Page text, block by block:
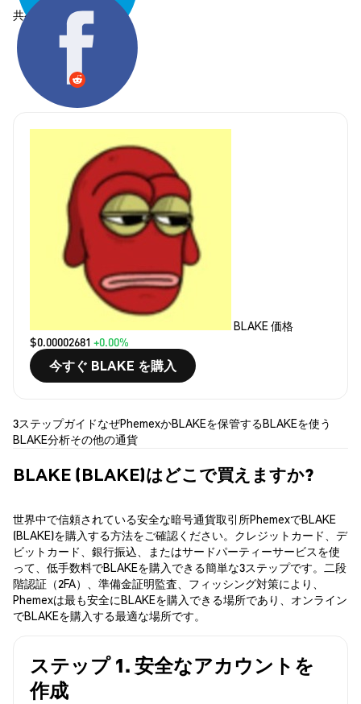
共有する:
BLAKE 価格
$0.00002681 +0.00%
今すぐ BLAKE を購入
3ステップガイドなぜPhemexかBLAKEを保管するBLAKEを使う
BLAKE分析その他の通貨
BLAKE (BLAKE)はどこで買えますか?
世界中で信頼されている安全な暗号通貨取引所PhemexでBLAKE
(BLAKE)を購入する方法をご確認ください。クレジットカード、デ
ビットカード、銀行振込、またはサードパーティーサービスを使
って、低手数料でBLAKEを購入できる簡単な3ステップです。二段
階認証（2FA）、準備金証明監査、フィッシング対策により、
Phemexは最も安全にBLAKEを購入できる場所であり、オンライン
でBLAKEを購入する最適な場所です。
ステップ 1. 安全なアカウントを
作成